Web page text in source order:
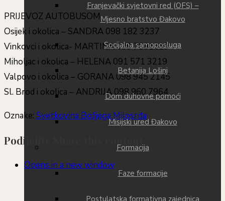
Franjevački svjetovni red (OFS) –
Mjesno bratstvo Đakovo
Socijalna samoposluga
Betanija Lošinj
Dom duhovne pomoći
Misijski ured Đakovo
Formacija
Faze formacije
Postulatska formativna zajednica
PRIJEVOZ AUTOBUSOM
Osijek i okolica – SANDRA 098 182 3237
Vinkovci i okolica- MARTINA 099 7881219
Miholjac i okolica – HELENA 091 571 3219
Valpovo i okolica – GORANA 098 945 2145
Sl. Brod i okolica – ANDRIJA 098 960 7964
Oznake: Svetkovina Božjega Milosrđa
Podijelite
Opens in a new window